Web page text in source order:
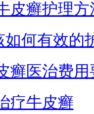
皮癣护理方
何有效的
癣医治费用
疗牛皮癣